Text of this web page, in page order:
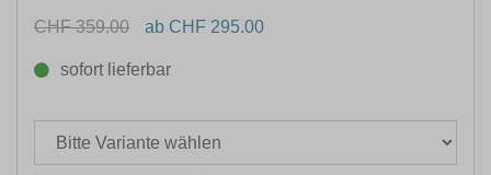
CHF 359.00
ab CHF 295.00
sofort lieferbar